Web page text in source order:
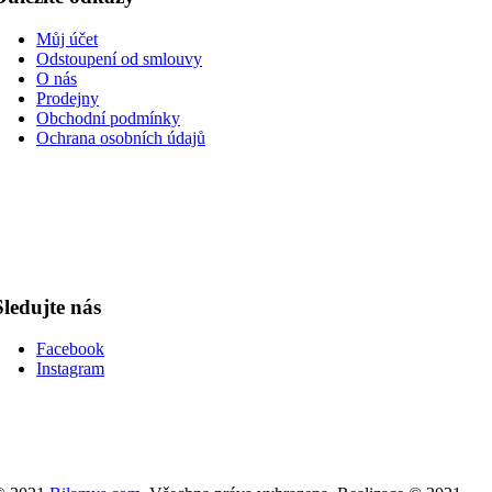
Můj účet
Odstoupení od smlouvy
O nás
Prodejny
Obchodní podmínky
Ochrana osobních údajů
nás
Facebook
Instagram